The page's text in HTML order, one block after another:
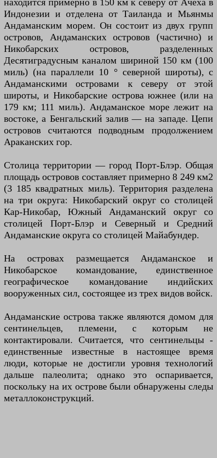
Индонезии и отделена от Таиланда и Мьянмы
Андаманским морем. Он состоит из двух групп
островов, Андаманских островов (частично) и
Никобарских островов, разделенных
Десятиградусным каналом шириной 150 км (100
миль) (на параллели 10 ° северной широты), с
Андаманскими островами к северу от этой
широты, и Никобарские острова южнее (или на
179 км; 111 миль). Андаманское море лежит на
востоке, а Бенгальский залив — на западе. Цепи
островов считаются подводным продолжением
Араканских гор.
Столица территории — город Порт-Блэр. Общая
площадь островов составляет примерно 8 249 км2
(3 185 квадратных миль). Территория разделена
на три округа: Никобарский округ со столицей
Кар-Никобар, Южный Андаманский округ со
столицей Порт-Блэр и Северный и Средний
Андаманские округа со столицей Майабундер.
На островах размещается Андаманское и
Никобарское командование, единственное
географическое командование индийских
вооруженных сил, состоящее из трех видов войск.
Андаманские острова также являются домом для
сентинельцев, племени, с которым не
контактировали. Считается, что сентинельцы -
единственные известные в настоящее время
люди, которые не достигли уровня технологий
дальше палеолита; однако это оспаривается,
поскольку на их острове были обнаружены следы
металлоконструкций.